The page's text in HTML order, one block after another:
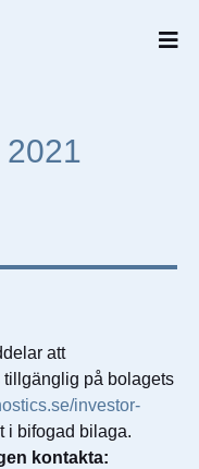
att
på bolagets
investor-
i bifogad bilaga.
kontakta: